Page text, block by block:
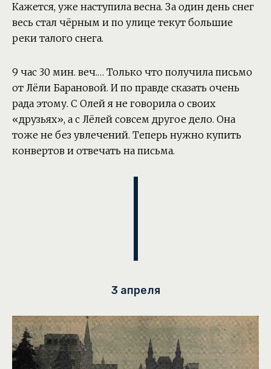
Кажется, уже наступила весна. За один день снег
весь стал чёрным и по улице текут большие
реки талого снега.
9 час 30 мин. веч.… Только что получила письмо
от Лёли Барановой. И по правде сказать очень
рада этому. С Олей я не говорила о своих
«друзьях», а с Лёлей совсем другое дело. Она
тоже не без увлечений. Теперь нужно купить
конвертов и отвечать на письма.
3 апреля